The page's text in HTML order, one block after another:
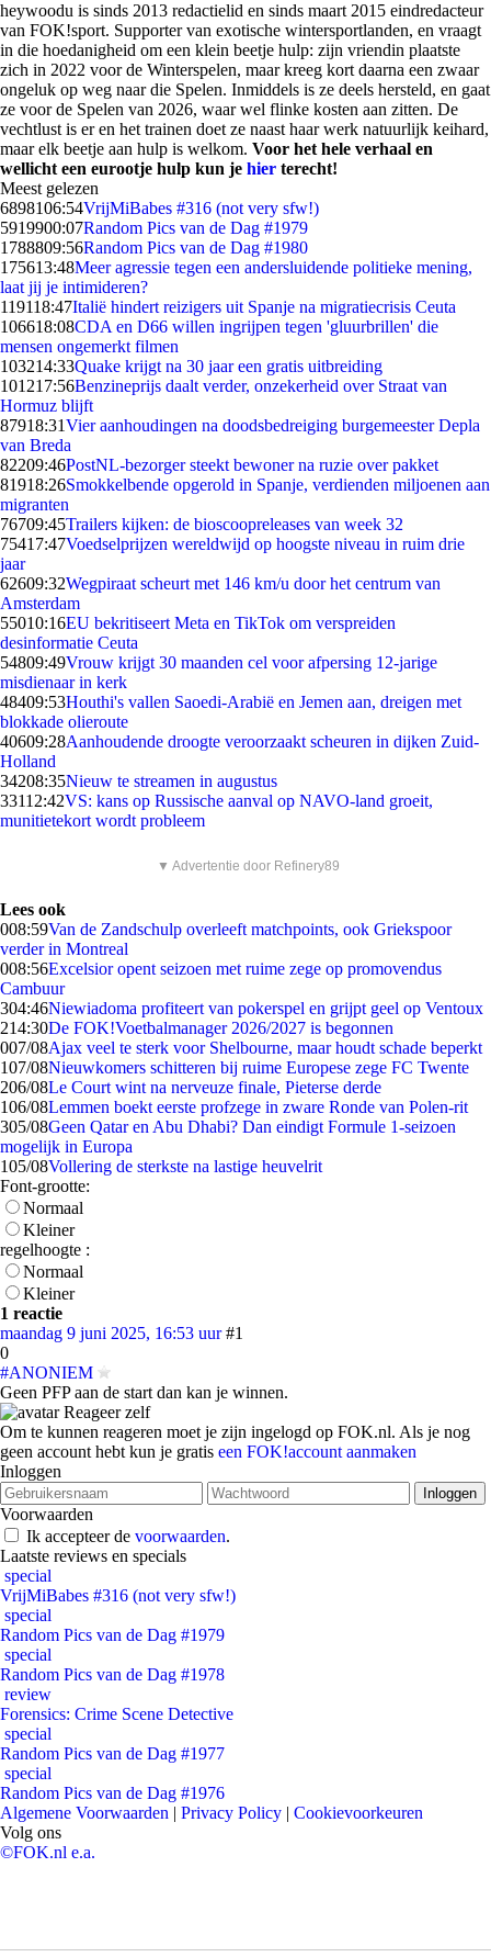
heywoodu is sinds 2013 redactielid en sinds maart 2015 eindredacteur
van FOK!sport. Supporter van exotische wintersportlanden, en vraagt
in die hoedanigheid om een klein beetje hulp: zijn vriendin plaatste
zich in 2022 voor de Winterspelen, maar kreeg kort daarna een zwaar
ongeluk op weg naar die Spelen. Inmiddels is ze deels hersteld, en gaat
ze voor de Spelen van 2026, waar wel flinke kosten aan zitten. De
vechtlust is er en het trainen doet ze naast haar werk natuurlijk keihard,
maar elk beetje aan hulp is welkom. Voor het hele verhaal en
wellicht een eurootje hulp kun je hier terecht!
Meest gelezen
6898106:54VrijMiBabes #316 (not very sfw!)
5919900:07Random Pics van de Dag #1979
1788809:56Random Pics van de Dag #1980
175613:48Meer agressie tegen een andersluidende politieke mening,
laat jij je intimideren?
119118:47Italië hindert reizigers uit Spanje na migratiecrisis Ceuta
106618:08CDA en D66 willen ingrijpen tegen 'gluurbrillen' die
mensen ongemerkt filmen
103214:33Quake krijgt na 30 jaar een gratis uitbreiding
101217:56Benzineprijs daalt verder, onzekerheid over Straat van
Hormuz blijft
87918:31Vier aanhoudingen na doodsbedreiging burgemeester Depla
van Breda
82209:46PostNL-bezorger steekt bewoner na ruzie over pakket
81918:26Smokkelbende opgerold in Spanje, verdienden miljoenen aan
migranten
76709:45Trailers kijken: de bioscoopreleases van week 32
75417:47Voedselprijzen wereldwijd op hoogste niveau in ruim drie
jaar
62609:32Wegpiraat scheurt met 146 km/u door het centrum van
Amsterdam
55010:16EU bekritiseert Meta en TikTok om verspreiden
desinformatie Ceuta
54809:49Vrouw krijgt 30 maanden cel voor afpersing 12-jarige
misdienaar in kerk
48409:53Houthi's vallen Saoedi-Arabië en Jemen aan, dreigen met
blokkade olieroute
40609:28Aanhoudende droogte veroorzaakt scheuren in dijken Zuid-
Holland
34208:35Nieuw te streamen in augustus
33112:42VS: kans op Russische aanval op NAVO-land groeit,
munitietekort wordt probleem
▼ Advertentie door Refinery89
Lees ook
008:59Van de Zandschulp overleeft matchpoints, ook Griekspoor
verder in Montreal
008:56Excelsior opent seizoen met ruime zege op promovendus
Cambuur
304:46Niewiadoma profiteert van pokerspel en grijpt geel op Ventoux
214:30De FOK!Voetbalmanager 2026/2027 is begonnen
007/08Ajax veel te sterk voor Shelbourne, maar houdt schade beperkt
107/08Nieuwkomers schitteren bij ruime Europese zege FC Twente
206/08Le Court wint na nerveuze finale, Pieterse derde
106/08Lemmen boekt eerste profzege in zware Ronde van Polen-rit
305/08Geen Qatar en Abu Dhabi? Dan eindigt Formule 1-seizoen
mogelijk in Europa
105/08Vollering de sterkste na lastige heuvelrit
Font-grootte:
Normaal
Kleiner
regelhoogte :
Normaal
Kleiner
1 reactie
maandag 9 juni 2025, 16:53 uur #1
0
#ANONIEM
Geen PFP aan de start dan kan je winnen.
Reageer zelf
Om te kunnen reageren moet je zijn ingelogd op FOK.nl. Als je nog
geen account hebt kun je gratis een FOK!account aanmaken
Inloggen
Voorwaarden
Ik accepteer de voorwaarden.
Laatste reviews en specials
special
VrijMiBabes #316 (not very sfw!)
special
Random Pics van de Dag #1979
special
Random Pics van de Dag #1978
review
Forensics: Crime Scene Detective
special
Random Pics van de Dag #1977
special
Random Pics van de Dag #1976
Algemene Voorwaarden | Privacy Policy | Cookievoorkeuren
Volg ons
©FOK.nl e.a.